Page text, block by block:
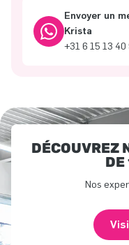
Envoyer un
Krista
+31 6 15 13 40
DÉCOUVREZ
Nos